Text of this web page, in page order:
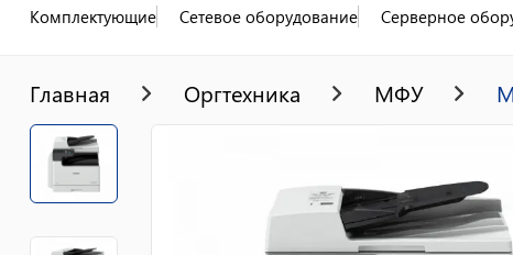
Комплектующие Сетевое оборудование Серверное
Главная Оргтехника МФУ